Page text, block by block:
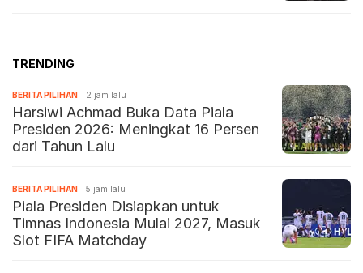
TRENDING
BERITA PILIHAN 2 jam lalu
Harsiwi Achmad Buka Data Piala
Presiden 2026: Meningkat 16 Persen
dari Tahun Lalu
BERITA PILIHAN 5 jam lalu
Piala Presiden Disiapkan untuk
Timnas Indonesia Mulai 2027, Masuk
Slot FIFA Matchday